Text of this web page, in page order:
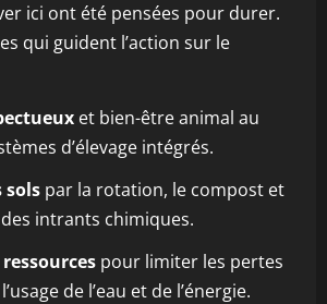
ici ont été pensées pour durer.
qui guident l’action sur le
et bien-être animal au
d’élevage intégrés.
sols par la rotation, le compost et
intrants chimiques.
pour limiter les pertes
de l’eau et de l’énergie.